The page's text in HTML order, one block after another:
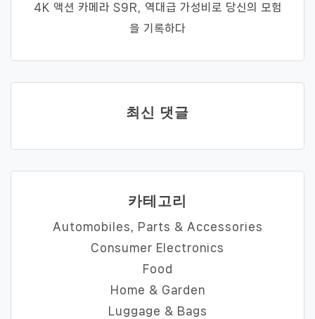
4K 액션 카메라 S9R, 역대급 가성비로 당신의 모험
을 기록하다
최신 댓글
카테고리
Automobiles, Parts & Accessories
Consumer Electronics
Food
Home & Garden
Luggage & Bags